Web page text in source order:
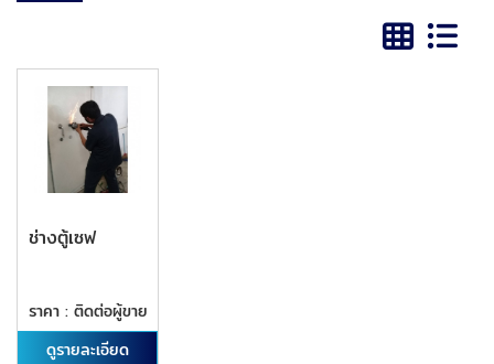
ช่างตู้เซฟ
ราคา : ติดต่อผู้ขาย
ดูรายละเอียด